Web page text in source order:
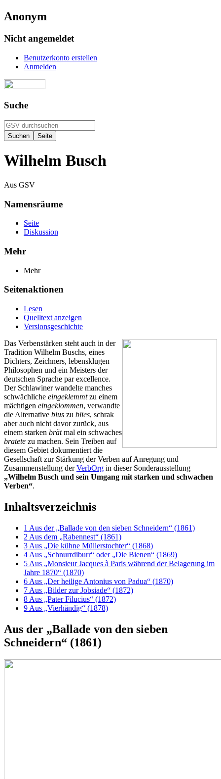
Anonym
Nicht angemeldet
Benutzerkonto erstellen
Anmelden
Suche
Wilhelm Busch
Aus GSV
Namensräume
Seite
Diskussion
Mehr
Mehr
Seitenaktionen
Lesen
Quelltext anzeigen
Versionsgeschichte
Das Verbenstärken steht auch in der
Tradition Wilhelm Buschs, eines
Dichters, Zeichners, lebensklugen
Philosophen und ein Meisters der
deutschen Sprache par excellence.
Der Schlawiner wandelte manches
schwächliche eingeklemmtzu einem
mächtigen eingeklommen, verwandte
die Alternative blus zu blies, schrak
aber auch nicht davor zurück, aus
einem starken brätmal ein schwaches
bratete zu machen. Sein Treiben auf
diesem Gebiet dokumentiert die
Gesellschaft zur Stärkung der Verben auf Anregung und
Zusammenstellung derVerbOrg in dieser Sonderausstellung
„Wilhelm Busch und sein Umgang mit starken und schwachen
Verben“.
Inhaltsverzeichnis
1 Aus der „Ballade von den sieben Schneidern“ (1861)
2 Aus dem „Rabennest“ (1861)
3 Aus „Die kühne Müllerstochter“ (1868)
4 Aus „Schnurrdiburr“ oder „Die Bienen“ (1869)
5 Aus „Monsieur Jacques à Paris während der Belagerung im
Jahre 1870“ (1870)
6 Aus „Der heilige Antonius von Padua“ (1870)
7 Aus „Bilder zur Jobsiade“ (1872)
8 Aus „Pater Filucius“ (1872)
9 Aus „Vierhändig“ (1878)
Aus der „Ballade von den sieben
Schneidern“ (1861)